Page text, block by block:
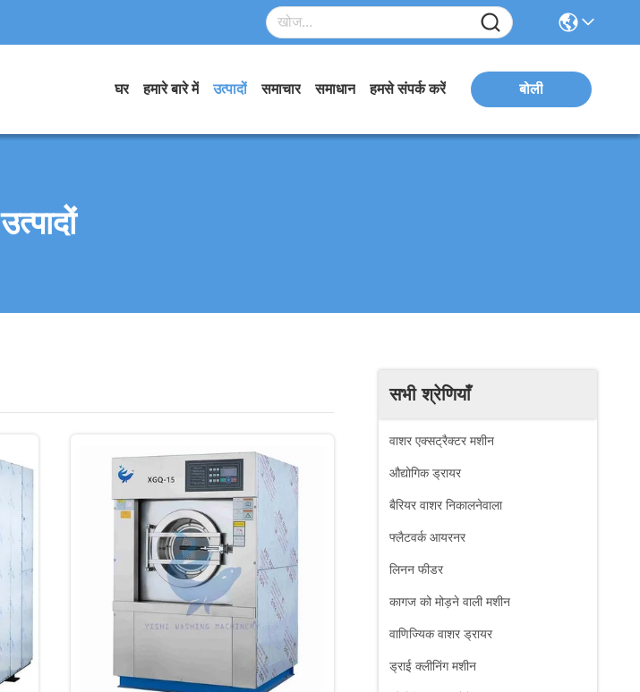
घर हमारे बारे में उत्पादों समाचार समाधान हमसे संपर्क करें बोली
उत्पादों
सभी श्रेणियाँ
वाशर एक्सट्रैक्टर मशीन
औद्योगिक ड्रायर
बैरियर वाशर निकालनेवाला
फ्लैटवर्क आयरनर
लिनन फीडर
कागज को मोड़ने वाली मशीन
वाणिज्यिक वाशर ड्रायर
ड्राई क्लीनिंग मशीन